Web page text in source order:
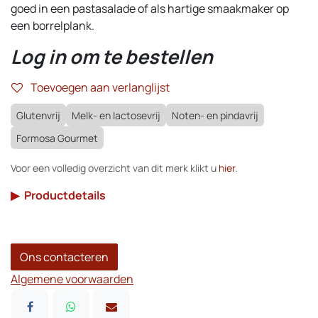
goed in een pastasalade of als hartige smaakmaker op
een borrelplank.
Log in om te bestellen
Toevoegen aan verlanglijst
Glutenvrij Melk- en lactosevrij
Noten- en pindavrij
Formosa Gourmet
Voor een volledig overzicht van dit merk klikt u hier.
▶ Productdetails
Ons contacteren
Algemene voorwaarden